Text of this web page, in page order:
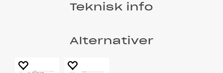
Teknisk info
Alternativer